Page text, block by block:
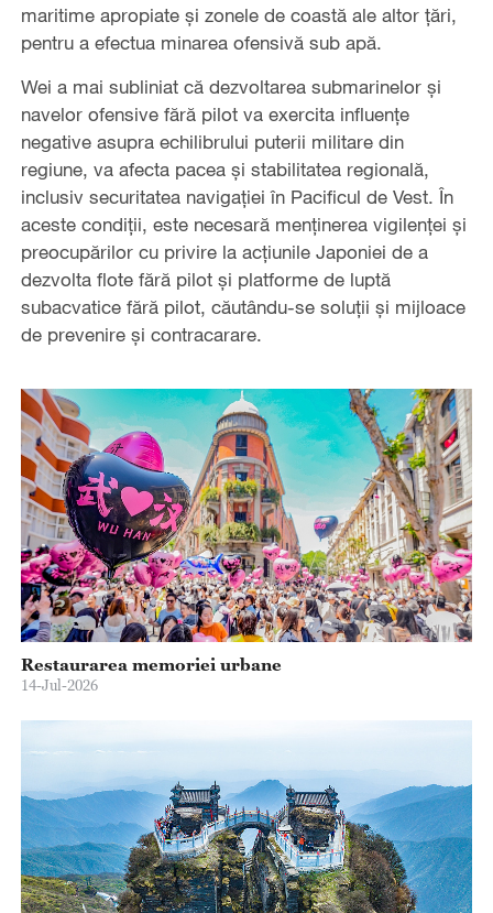
maritime apropiate și zonele de coastă ale altor țări,
pentru a efectua minarea ofensivă sub apă.
Wei a mai subliniat că dezvoltarea submarinelor și
navelor ofensive fără pilot va exercita influențe
negative asupra echilibrului puterii militare din
regiune, va afecta pacea și stabilitatea regională,
inclusiv securitatea navigației în Pacificul de Vest. În
aceste condiții, este necesară menținerea vigilenței și
preocupărilor cu privire la acțiunile Japoniei de a
dezvolta flote fără pilot și platforme de luptă
subacvatice fără pilot, căutându-se soluții și mijloace
de prevenire și contracarare.
Restaurarea memoriei urbane
14-Jul-2026